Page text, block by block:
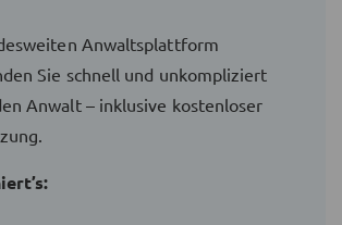
Anwaltsplattform
Sie schnell und unkompliziert
Anwalt – inklusive kostenloser